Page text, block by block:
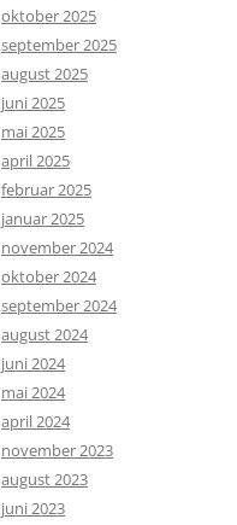
oktober 2025
september 2025
august 2025
juni 2025
mai 2025
april 2025
februar 2025
januar 2025
november 2024
oktober 2024
september 2024
august 2024
juni 2024
mai 2024
april 2024
november 2023
august 2023
juni 2023